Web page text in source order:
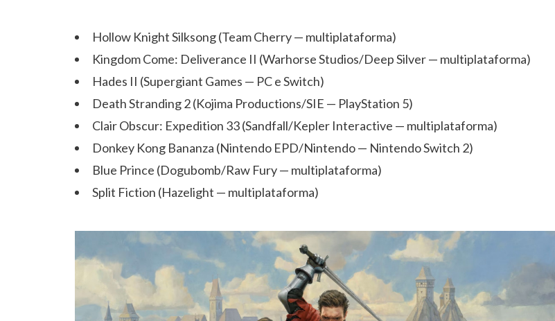
Hollow Knight Silksong (Team Cherry — multiplataforma)
Kingdom Come: Deliverance II (Warhorse Studios/Deep Silver — multiplataforma)
Hades II (Supergiant Games — PC e Switch)
Death Stranding 2 (Kojima Productions/SIE — PlayStation 5)
Clair Obscur: Expedition 33 (Sandfall/Kepler Interactive — multiplataforma)
Donkey Kong Bananza (Nintendo EPD/Nintendo — Nintendo Switch 2)
Blue Prince (Dogubomb/Raw Fury — multiplataforma)
Split Fiction (Hazelight — multiplataforma)